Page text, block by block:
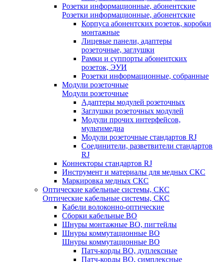
Розетки информационные, абонентские
Розетки информационные, абонентские
Корпуса абонентских розеток, коробки
монтажные
Лицевые панели, адаптеры
розеточные, заглушки
Рамки и суппорты абонентских
розеток, ЭУИ
Розетки информационные, собранные
Модули розеточные
Модули розеточные
Адаптеры модулей розеточных
Заглушки розеточных модулей
Модули прочих интерфейсов,
мультимедиа
Модули розеточные стандартов RJ
Соединители, разветвители стандартов
RJ
Коннекторы стандартов RJ
Инструмент и материалы для медных СКС
Маркировка медных СКС
Оптические кабельные системы, СКС
Оптические кабельные системы, СКС
Кабели волоконно-оптические
Сборки кабельные ВО
Шнуры монтажные ВО, пигтейлы
Шнуры коммутационные ВО
Шнуры коммутационные ВО
Патч-корды ВО, дуплексные
Патч-корды ВО, симплексные